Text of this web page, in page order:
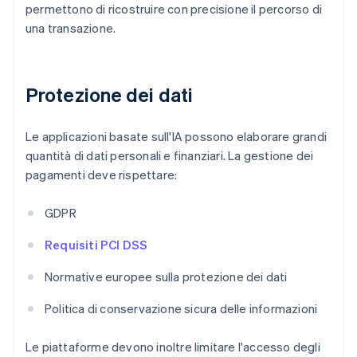
permettono di ricostruire con precisione il percorso di
una transazione.
Protezione dei dati
Le applicazioni basate sull'IA possono elaborare grandi
quantità di dati personali e finanziari. La gestione dei
pagamenti deve rispettare:
GDPR
Requisiti PCI DSS
Normative europee sulla protezione dei dati
Politica di conservazione sicura delle informazioni
Le piattaforme devono inoltre limitare l'accesso degli